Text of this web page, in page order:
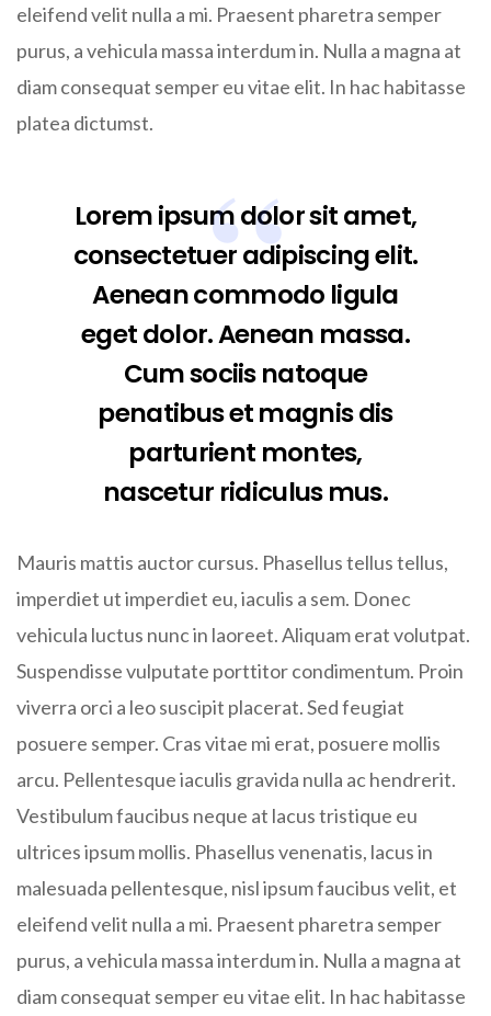
eleifend velit nulla a mi. Praesent pharetra semper
purus, a vehicula massa interdum in. Nulla a magna at
diam consequat semper eu vitae elit. In hac habitasse
platea dictumst.
Lorem ipsum dolor sit amet,
consectetuer adipiscing elit.
Aenean commodo ligula
eget dolor. Aenean massa.
Cum sociis natoque
penatibus et magnis dis
parturient montes,
nascetur ridiculus mus.
Mauris mattis auctor cursus. Phasellus tellus tellus,
imperdiet ut imperdiet eu, iaculis a sem. Donec
vehicula luctus nunc in laoreet. Aliquam erat volutpat.
Suspendisse vulputate porttitor condimentum. Proin
viverra orci a leo suscipit placerat. Sed feugiat
posuere semper. Cras vitae mi erat, posuere mollis
arcu. Pellentesque iaculis gravida nulla ac hendrerit.
Vestibulum faucibus neque at lacus tristique eu
ultrices ipsum mollis. Phasellus venenatis, lacus in
malesuada pellentesque, nisl ipsum faucibus velit, et
eleifend velit nulla a mi. Praesent pharetra semper
purus, a vehicula massa interdum in. Nulla a magna at
diam consequat semper eu vitae elit. In hac habitasse